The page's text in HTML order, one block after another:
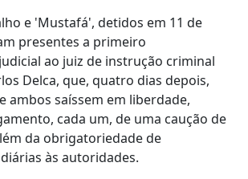
e 'Mustafá', detidos em 11 de
presentes a primeiro
ao juiz de instrução criminal
Delca, que, quatro dias depois,
ambos saíssem em liberdade,
cada um, de uma caução de
da obrigatoriedade de
às autoridades.